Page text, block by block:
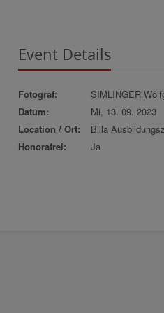
Event Details
Fotograf:
SIMLINGER
Datum:
Mi, 13. 09. 2023
Location / Ort:
Billa
Honorafrei:
Ja